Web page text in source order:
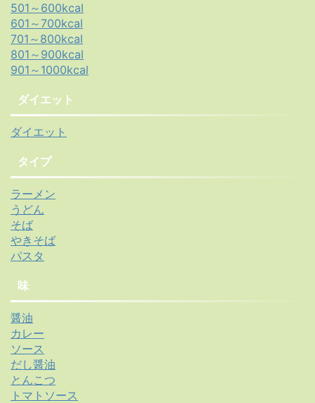
501～600kcal
601～700kcal
701～800kcal
801～900kcal
901～1000kcal
ダイエット
ダイエット
タイプ
ラーメン
うどん
そば
やきそば
パスタ
味
醤油
カレー
ソース
だし醤油
とんこつ
トマトソース